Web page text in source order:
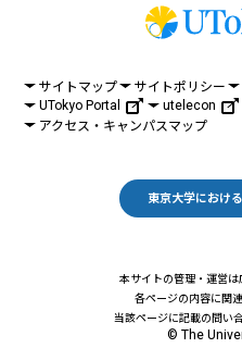
サイトマップ サイトポリシー
UTokyo Portal
utelecon
アクセス・キャンパスマップ
東京大学におけ
本サイトの管理・運営は
各ページの内容に関
当該ページに記載の問い
© The